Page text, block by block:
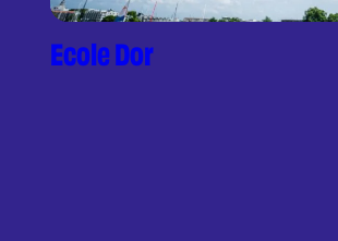
Ecole Dor